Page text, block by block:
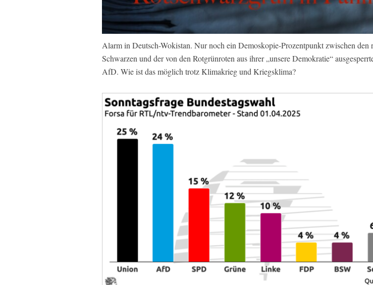
Alarm in Deutsch-Wokistan. Nur noch ein Demoskopie-Prozentpunkt zwischen den
Schwarzen und der von den Rotgrünroten aus ihrer „unsere Demokratie“
AfD. Wie ist das möglich trotz Klimakrieg und Kriegsklima?